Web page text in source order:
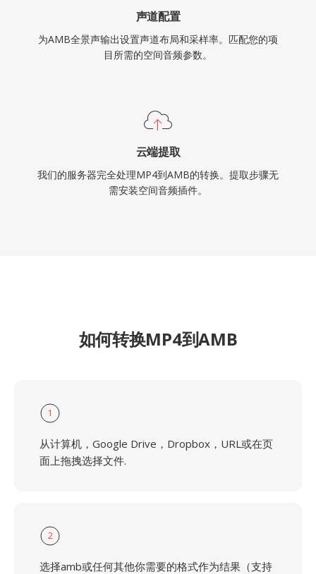
声道配置
为AMB全景声输出设置声道布局和采样率。匹配您的项
目所需的空间音频参数。
云端提取
我们的服务器完全处理MP4到AMB的转换。提取步骤无
需安装空间音频插件。
如何转换MP4到AMB
1
从计算机，Google Drive，Dropbox，URL或在页
面上拖拽选择文件.
2
选择amb或任何其他你需要的格式作为结果（支持